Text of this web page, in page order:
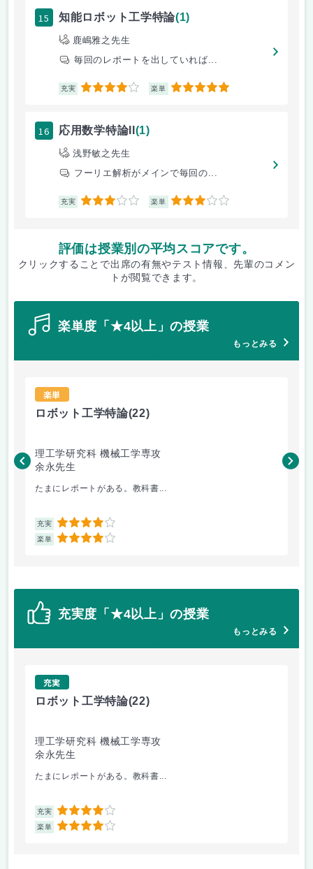
15 知能ロボット工学特論(1)
鹿嶋雅之先生
毎回のレポートを出していれば...
充実 4 楽単 5
16 応用数学特論II (1)
浅野敏之先生
フーリエ解析がメインで毎回の...
充実 3 楽単 3
評価は授業別の平均スコアです。
クリックすることで出席の有無やテスト情報、先輩のコメン
トが閲覧できます。
楽単度「★4以上」の授業
もっとみる
楽単
ロボット工学特論(22)
理工学研究科 機械工学専攻
余永先生
たまにレポートがある。教科書...
充実 4
楽単 4
福
充実度「★4以上」の授業
もっとみる
充実
ロボット工学特論(22)
理工学研究科 機械工学専攻
余永先生
たまにレポートがある。教科書...
充実 4
楽単 4